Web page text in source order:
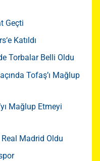
Geçti
Katıldı
Torbalar Belli Oldu
Tofaş’ı Mağlup
Mağlup Etmeyi
Madrid Oldu